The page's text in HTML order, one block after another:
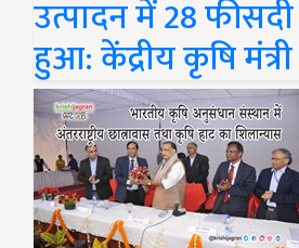
उत्पादन में 28
हुआ: केंद्रीय कृषि मंत्री